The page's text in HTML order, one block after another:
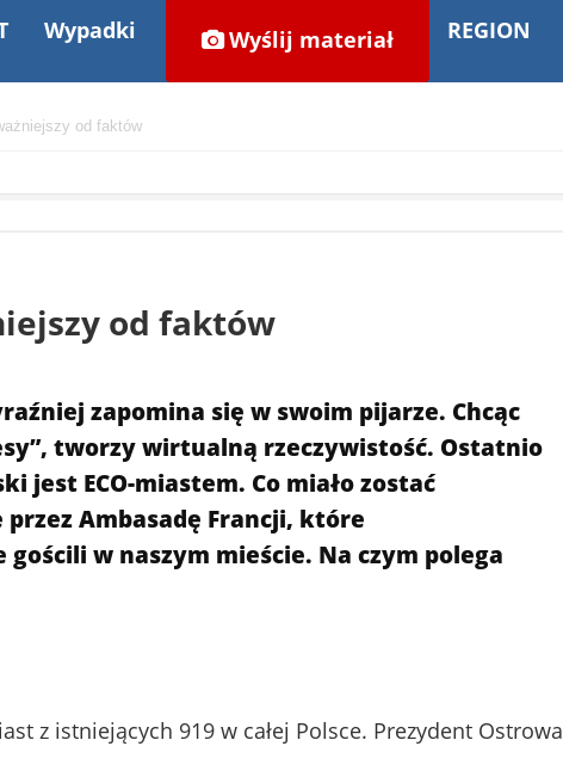
Wypadki Wyślij materiał REGION
od faktów
od faktów
zapomina się w swoim pijarze. Chcąc
tworzy wirtualną rzeczywistość. Ostatnio
jest ECO-miastem. Co miało zostać
Ambasadę Francji, które
w naszym mieście. Na czym polega
z istniejących 919 w całej Polsce. Prezydent Ostrowa